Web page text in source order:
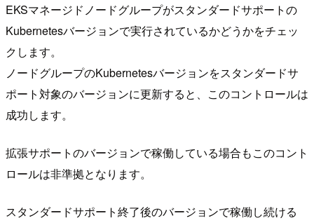
EKSマネージドノードグループがスタンダードサポートの
Kubernetesバージョンで実行されているかどうかをチェッ
クします。
ノードグループのKubernetesバージョンをスタンダードサ
ポート対象のバージョンに更新すると、このコントロールは
成功します。
拡張サポートのバージョンで稼働している場合もこのコント
ロールは非準拠となります。
スタンダードサポート終了後のバージョンで稼働し続ける